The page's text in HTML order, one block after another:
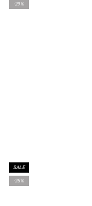
-29%
SALE
-25%